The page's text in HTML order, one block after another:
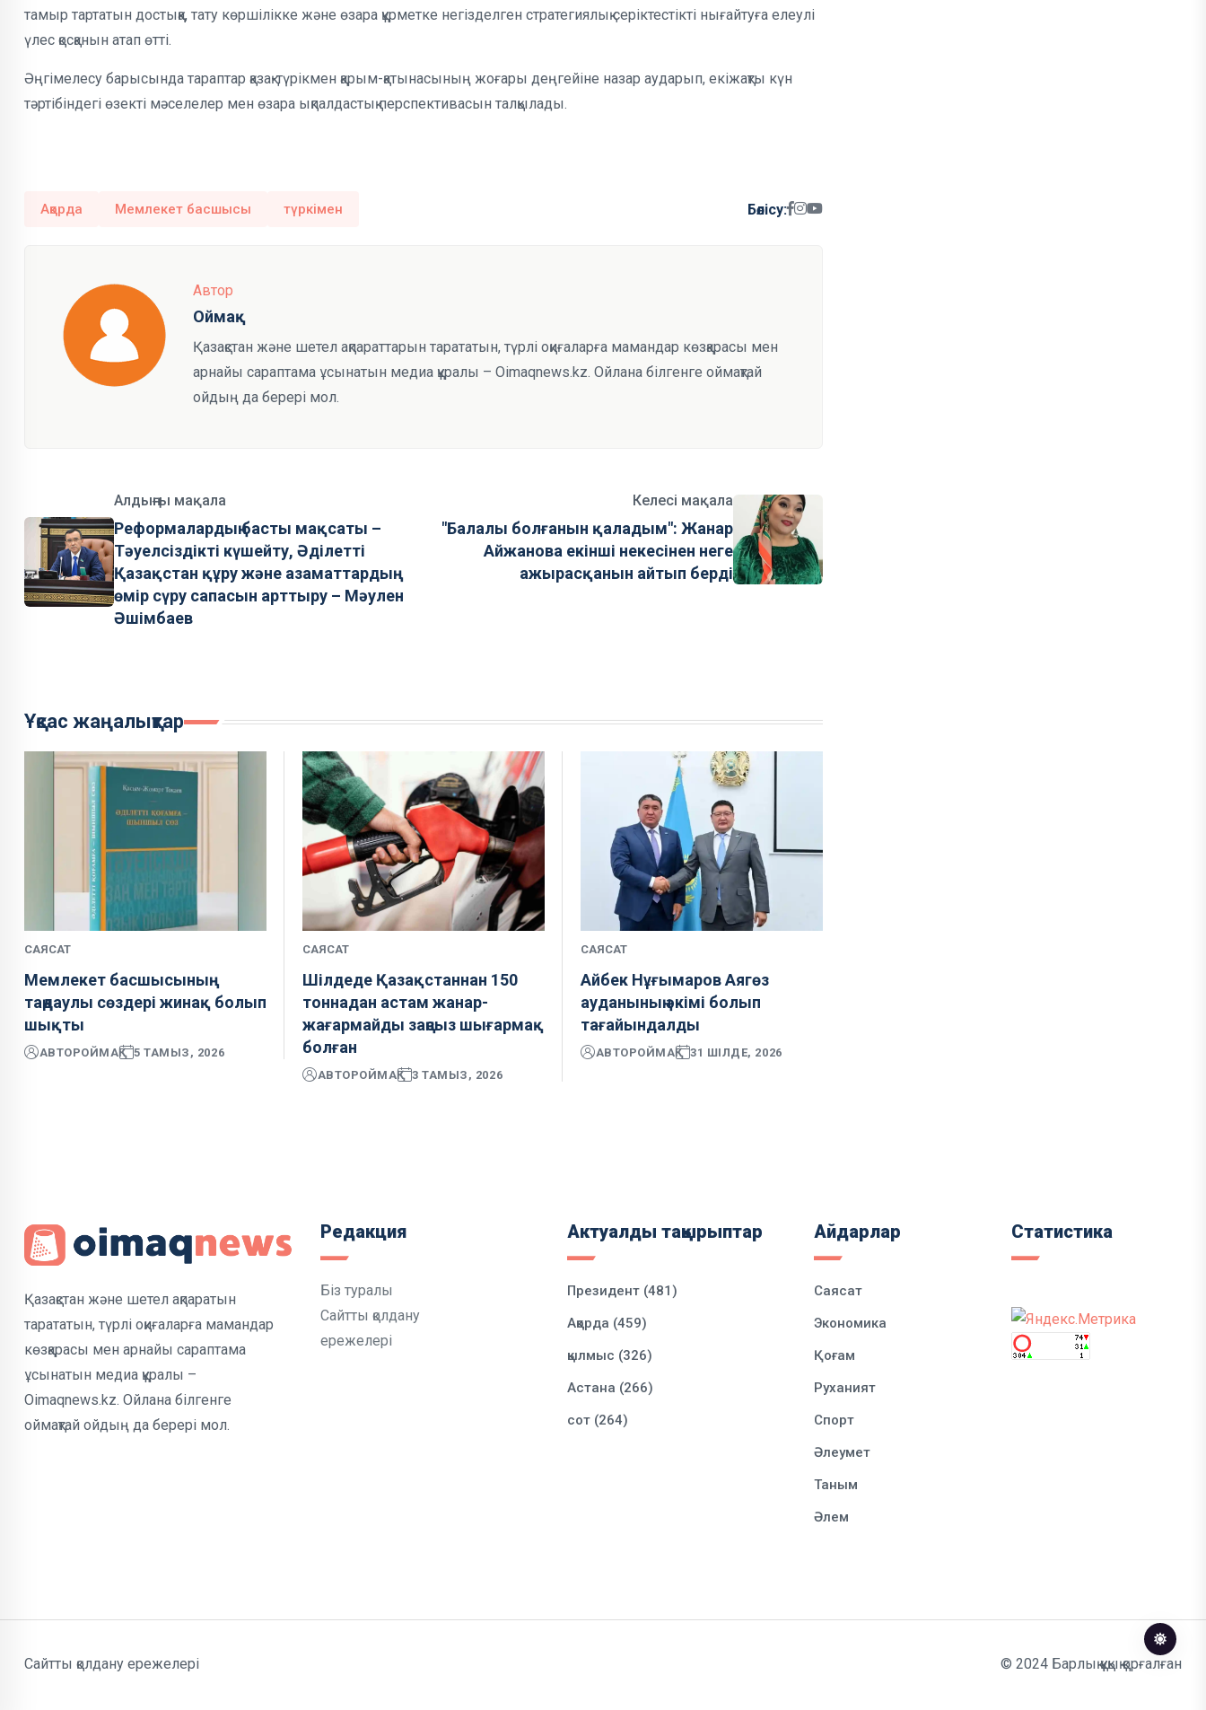
тамыр тартатын достыққа, тату көршілікке және өзара құрметке негізделген стратегиялық серіктестікті нығайтуға елеулі
үлес қосқанын атап өтті.
Әңгімелесу барысында тараптар қазақ-түрікмен қарым-қатынасының жоғары деңгейіне назар аударып, екіжақты күн
тәртібіндегі өзекті мәселелер мен өзара ықпалдастық перспективасын талқылады.
Ақорда Мемлекет басшысы түркімен Бөлісу:
Автор
Оймақ
Қазақстан және шетел ақпараттарын тарататын, түрлі оқиғаларға мамандар көзқарасы мен
арнайы сараптама ұсынатын медиа құралы – Oimaqnews.kz. Ойлана білгенге оймақтай
ойдың да берері мол.
Алдыңғы мақала
Реформалардың басты мақсаты –
Тәуелсіздікті күшейту, Әділетті
Қазақстан құру және азаматтардың
өмір сүру сапасын арттыру – Мәулен
Әшімбаев
Келесі мақала
"Балалы болғанын қаладым": Жанар
Айжанова екінші некесінен неге
ажырасқанын айтып берді
Ұқсас жаңалықтар
САЯСАТ
Мемлекет басшысының
таңдаулы сөздері жинақ болып
шықты
АВТОРОЙМАҚ 5 ТАМЫЗ, 2026
САЯСАТ
Шілдеде Қазақстаннан 150
тоннадан астам жанар-
жағармайды заңсыз шығармақ
болған
АВТОРОЙМАҚ 3 ТАМЫЗ, 2026
САЯСАТ
Айбек Нұғымаров Аягөз
ауданының әкімі болып
тағайындалды
АВТОРОЙМАҚ 31 ШІЛДЕ, 2026
Қазақстан және шетел ақпаратын
тарататын, түрлі оқиғаларға мамандар
көзқарасы мен арнайы сараптама
ұсынатын медиа құралы –
Oimaqnews.kz. Ойлана білгенге
оймақтай ойдың да берері мол.
Редакция
Біз туралы
Сайтты қолдану
ережелері
Актуалды тақырыптар
Президент (481)
Ақорда (459)
қылмыс (326)
Астана (266)
сот (264)
Айдарлар
Саясат
Экономика
Қоғам
Руханият
Спорт
Әлеумет
Таным
Әлем
Статистика
Сайтты қолдану ережелері © 2024 Барлық құқық қорғалған